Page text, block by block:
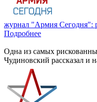
журнал "Армия Сегодня":
Подробнее
Одна из самых
Чудиновский рассказал и